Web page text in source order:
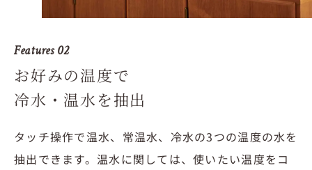
Features 02
お好みの温度で
冷水・温水を抽出
タッチ操作で温水、常温水、冷水の3つの温度の水を
抽出できます。温水に関しては、使いたい温度をコ